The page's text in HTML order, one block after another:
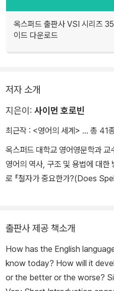
옥스퍼드 출판사 VSI 시리즈
이드 다운로드
저자 소개
지은이: 사이먼 호로빈
최근작 : <영어의 세계> … 총 41
옥스퍼드 대학교 영어영문학과
영어의 역사, 구조 및 용법에 대한
로 『철자가 중요한가?(Does
출판사 제공 책소개
How has the English
know today? How will it
or the better or the worse?